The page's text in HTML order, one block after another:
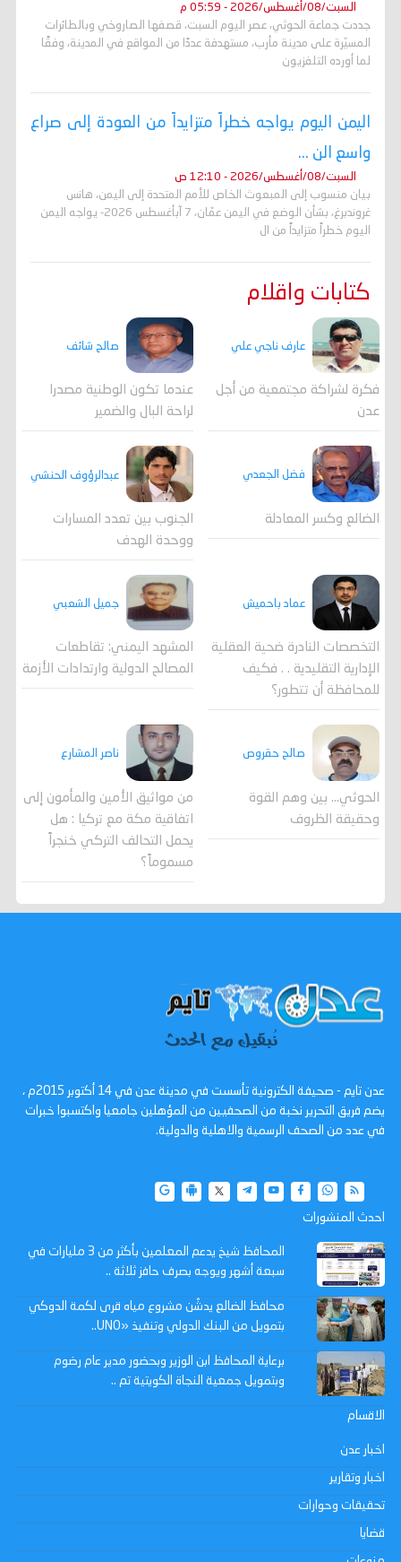
السبت/08/أغسطس/2026 - 05:59 م
جددت جماعة الحوثي، عصر اليوم السبت، قصفها الصاروخي وبالطائرات
المسيّرة على مدينة مأرب، مستهدفة عددًا من المواقع في المدينة، وفقًا
لما أورده التلفزيون
اليمن اليوم يواجه خطراً متزايداً من العودة إلى صراع
واسع الن ...
السبت/08/أغسطس/2026 - 12:10 ص
بيان منسوب إلى المبعوث الخاص للأمم المتحدة إلى اليمن، هانس
غروندبرغ، بشأن الوضع في اليمن عمّان، 7 آبأغسطس 2026- يواجه اليمن
اليوم خطراً متزايداً من ال
كتابات واقلام
عارف ناجي علي
فكرة لشراكة مجتمعية من أجل
عدن
صالح شائف
عندما تكون الوطنية مصدرا
لراحة البال والضمير
فضل الجعدي
الضالع وكسر المعادلة
عبدالرؤوف الحنشي
الجنوب بين تعدد المسارات
ووحدة الهدف
عماد باحميش
التخصصات النادرة ضحية العقلية
الإدارية التقليدية . . فكيف
للمحافظة أن تتطور؟
جميل الشعبي
المشهد اليمني: تقاطعات
المصالح الدولية وارتدادات الأزمة
صالح حقروص
الحوثي... بين وهم القوة
وحقيقة الظروف
ناصر المشارع
من مواثيق الأمين والمأمون إلى
اتفاقية مكة مع تركيا : هل
يحمل التحالف التركي خنجراً
مسموماً؟
عدن تايم - صحيفة الكترونية تأسست في مدينة عدن في 14 أكتوبر 2015م ،
يضم فريق التحرير نخبة من الصحفيين من المؤهلين جامعيا واكتسبوا خبرات
في عدد من الصحف الرسمية والاهلية والدولية.
احدث المنشورات
المحافظ شيخ يدعم المعلمين بأكثر من 3 مليارات في
سبعة أشهر ويوجه بصرف حافز ثلاثة ..
محافظ الضالع يدشّن مشروع مياه قرى لكمة الدوكي
بتمويل من البنك الدولي وتنفيذ «UNO..
برعاية المحافظ ابن الوزير وبحضور مدير عام رضوم
وبتمويل جمعية النجاة الكويتية تم ..
الاقسام
اخبار عدن
اخبار وتقارير
تحقيقات وحوارات
قضايا